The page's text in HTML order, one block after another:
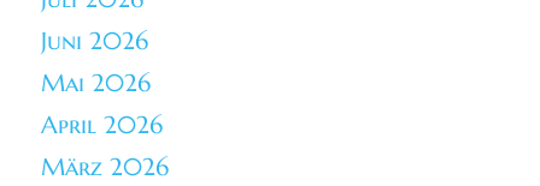
Juni 2026
Mai 2026
April 2026
März 2026